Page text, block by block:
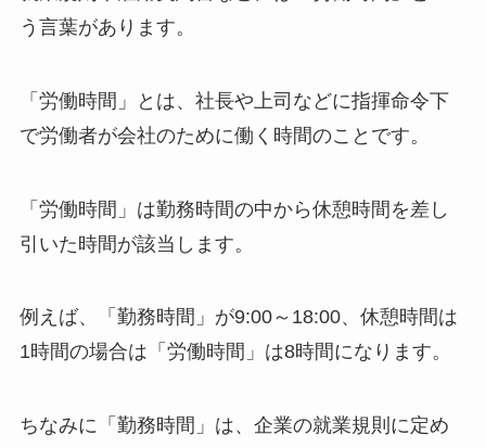
う言葉があります。
「労働時間」とは、社長や上司などに指揮命令下
で労働者が会社のために働く時間のことです。
「労働時間」は勤務時間の中から休憩時間を差し
引いた時間が該当します。
例えば、「勤務時間」が9:00～18:00、休憩時間は
1時間の場合は「労働時間」は8時間になります。
ちなみに「勤務時間」は、企業の就業規則に定め